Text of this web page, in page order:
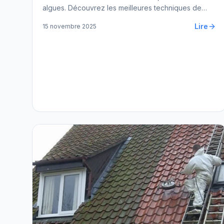
algues. Découvrez les meilleures techniques de
habitation.
15 novembre 2025 Lire